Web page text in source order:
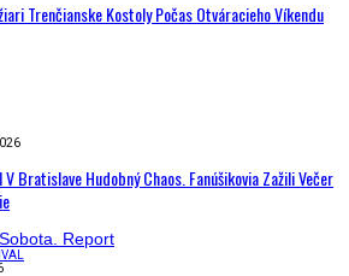
Trenčianske Kostoly Počas Otváracieho Víkendu
Bratislave Hudobný Chaos. Fanúšikovia Zažili Večer